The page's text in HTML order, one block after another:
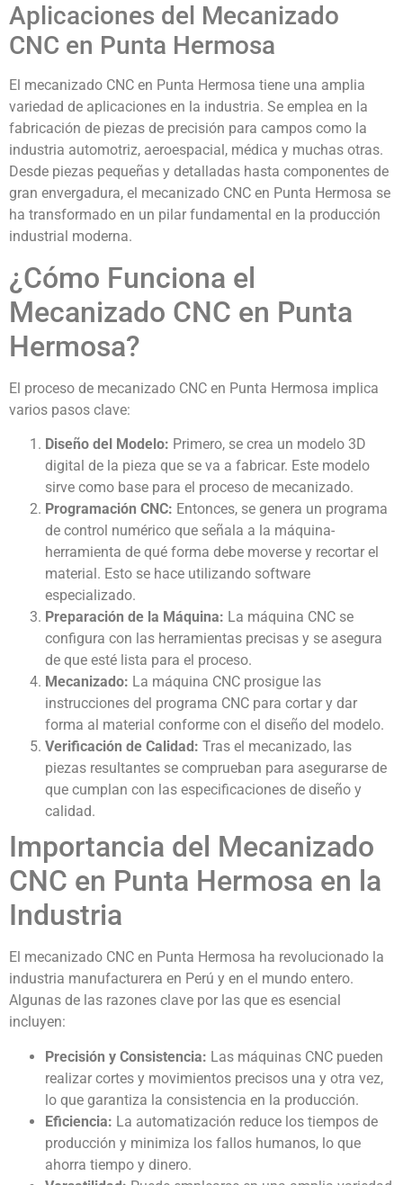
Aplicaciones del Mecanizado
CNC en Punta Hermosa
El mecanizado CNC en Punta Hermosa tiene una amplia
variedad de aplicaciones en la industria. Se emplea en la
fabricación de piezas de precisión para campos como la
industria automotriz, aeroespacial, médica y muchas otras.
Desde piezas pequeñas y detalladas hasta componentes de
gran envergadura, el mecanizado CNC en Punta Hermosa se
ha transformado en un pilar fundamental en la producción
industrial moderna.
¿Cómo Funciona el
Mecanizado CNC en Punta
Hermosa?
El proceso de mecanizado CNC en Punta Hermosa implica
varios pasos clave:
Diseño del Modelo: Primero, se crea un modelo 3D
digital de la pieza que se va a fabricar. Este modelo
sirve como base para el proceso de mecanizado.
Programación CNC: Entonces, se genera un programa
de control numérico que señala a la máquina-
herramienta de qué forma debe moverse y recortar el
material. Esto se hace utilizando software
especializado.
Preparación de la Máquina: La máquina CNC se
configura con las herramientas precisas y se asegura
de que esté lista para el proceso.
Mecanizado: La máquina CNC prosigue las
instrucciones del programa CNC para cortar y dar
forma al material conforme con el diseño del modelo.
Verificación de Calidad: Tras el mecanizado, las
piezas resultantes se comprueban para asegurarse de
que cumplan con las especificaciones de diseño y
calidad.
Importancia del Mecanizado
CNC en Punta Hermosa en la
Industria
El mecanizado CNC en Punta Hermosa ha revolucionado la
industria manufacturera en Perú y en el mundo entero.
Algunas de las razones clave por las que es esencial
incluyen:
Precisión y Consistencia: Las máquinas CNC pueden
realizar cortes y movimientos precisos una y otra vez,
lo que garantiza la consistencia en la producción.
Eficiencia: La automatización reduce los tiempos de
producción y minimiza los fallos humanos, lo que
ahorra tiempo y dinero.